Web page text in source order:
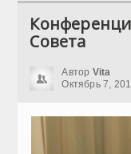
Совета
Автор Vita
Октябрь 7,